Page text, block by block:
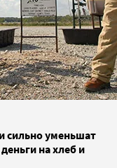
сильно уменьшат
на хлеб и